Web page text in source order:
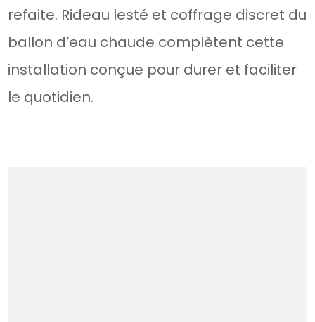
refaite. Rideau lesté et coffrage discret du
ballon d’eau chaude complètent cette
installation conçue pour durer et faciliter
le quotidien.